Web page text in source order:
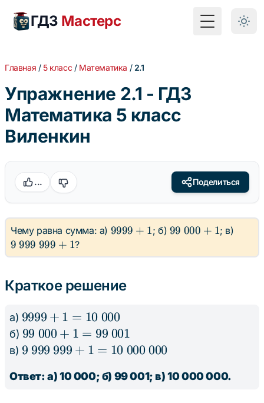
ГДЗ Мастерс Toggle Menu
Главная / 5 класс / Математика / 2.1
Упражнение 2.1 - ГДЗ
Математика 5 класс
Виленкин
... Поделиться
Чему равна сумма: а) 9999
9999 + 1; б) 99
000
99 000 + 1; в)
\
9 999 999 + 1?
Краткое решение
а) 9999
+ 1
=
000
9999 + 1 = 10 000
б) 99
\
+
99 000 + 1 = 99 001
в) 9 \
\
9 999 999 + 1 = 10 000 000
Ответ: а) 10 000; б) 99 001; в) 10 000 000.